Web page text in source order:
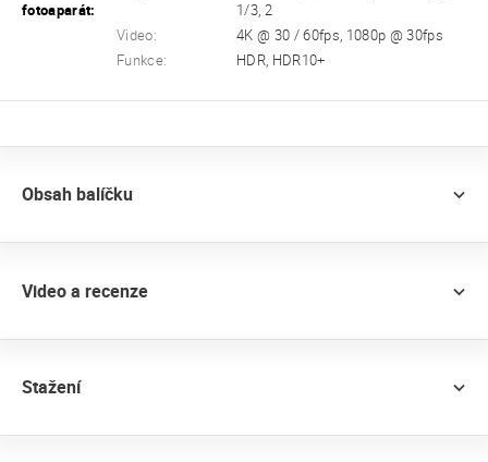
fotoaparát:
1/3, 2
Video:
4K @ 30 / 60fps, 1080p @ 30fps
Funkce:
HDR, HDR10+
Obsah balíčku
Video a recenze
Stažení